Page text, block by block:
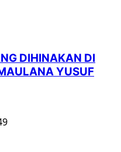
DIHINAKAN DI
YUSUF